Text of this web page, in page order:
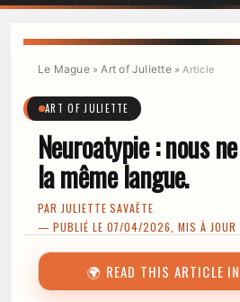
Le Mague»Art of Juliette »Article
ART OF JULIETTE
Neuroatypie : nous
la même langue.
PAR JULIETTE SAVAËTE
— PUBLIÉ LE 07/04/2026, MIS À
🌍 READ THIS ARTICLE